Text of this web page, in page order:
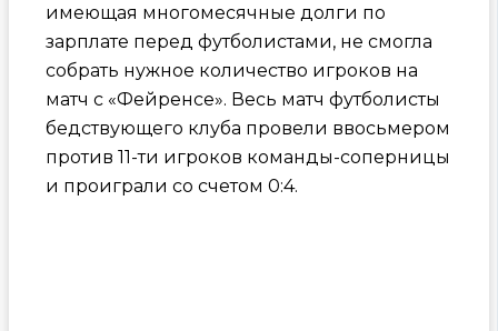
имеющая многомесячные долги по
зарплате перед футболистами, не смогла
собрать нужное количество игроков на
матч с «Фейренсе». Весь матч футболисты
бедствующего клуба провели ввосьмером
против 11-ти игроков команды-соперницы
и проиграли со счетом 0:4.